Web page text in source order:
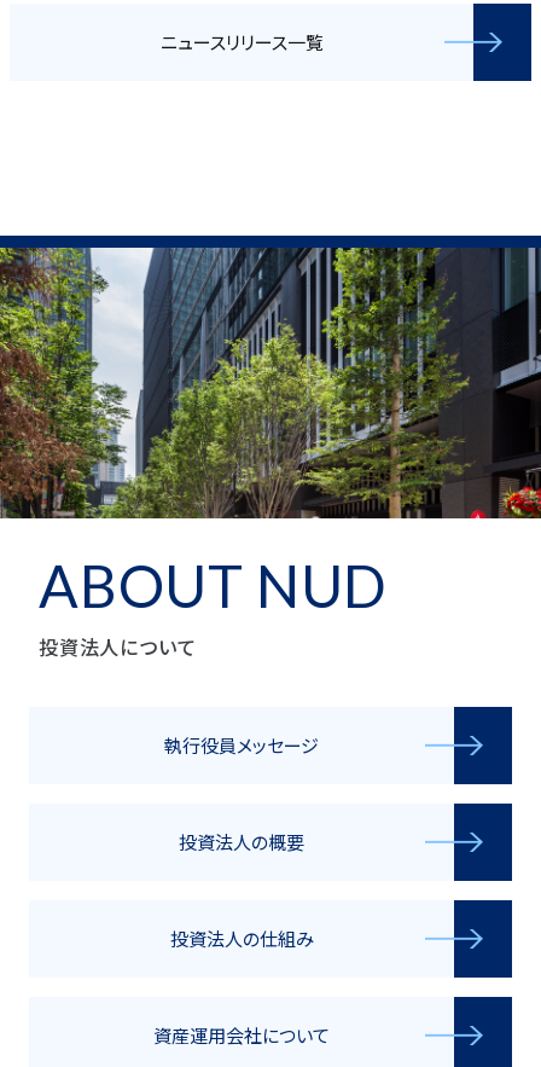
ニュースリリース一覧
ABOUT NUD
投資法人について
執行役員メッセージ
投資法人の概要
投資法人の仕組み
資産運用会社について